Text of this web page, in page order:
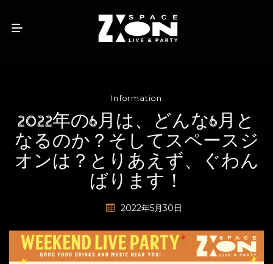
Information
2022年の6月は、どんな6月と
なるのか？そしてスペースジ
オンは？とりあえず、ぐわん
ばります！
2022年5月30日